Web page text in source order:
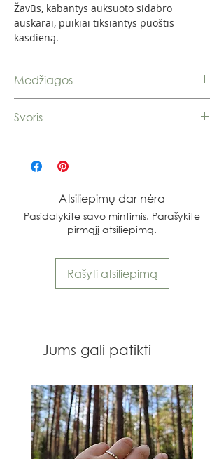
Žavūs, kabantys auksuoto sidabro
auskarai, puikiai tiksiantys puoštis
kasdieną.
Medžiagos
Svoris
Atsiliepimų dar nėra
Pasidalykite savo mintimis. Parašykite
pirmąjį atsiliepimą.
Rašyti atsiliepimą
Jums gali patikti